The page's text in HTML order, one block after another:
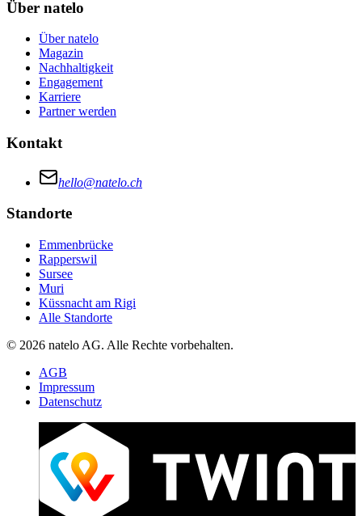
Über natelo
Über natelo
Magazin
Nachhaltigkeit
Engagement
Karriere
Partner werden
Kontakt
hello@natelo.ch
Standorte
Emmenbrücke
Rapperswil
Sursee
Muri
Küssnacht am Rigi
Alle Standorte
© 2026 natelo AG. Alle Rechte vorbehalten.
AGB
Impressum
Datenschutz